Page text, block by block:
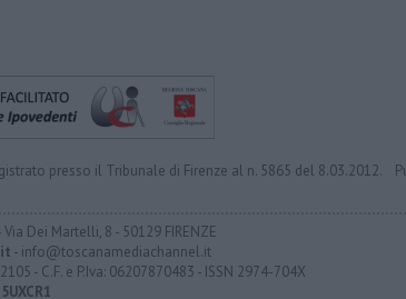
presso il Tribunale di Firenze al n. 5865 del 8.03.2012.
Via Dei Martelli, 8 - 50129 FIRENZE
- info@toscanamediachannel.it
- C.F. e P.Iva: 06207870483 - ISSN 2974-704X